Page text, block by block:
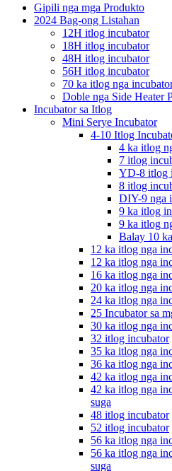
Gipili nga mga Produkto
2024 Bag-ong Listahan
12H itlog incubator
18H itlog incubator
48H itlog incubator
56H itlog incubator
70 ka itlog nga
Doble nga Side Heater
Incubator sa Itlog
Mini Serye Incubator
4-10 Itlog
4 ka itlog
7 itlog
YD-8 itlog
8 itlog
DIY-9 nga
9 ka itlog
9 ka itlog
Balay 10
12 ka itlog nga
12 ka itlog nga
16 ka itlog nga
20 ka itlog nga
24 ka itlog nga
25 Incubator sa
30 ka itlog nga
32 itlog incubator
35 ka itlog nga
36 ka itlog nga
42 ka itlog nga
42 ka itlog nga
suga
48 itlog incubator
52 itlog incubator
56 ka itlog nga
56 ka itlog nga
suga